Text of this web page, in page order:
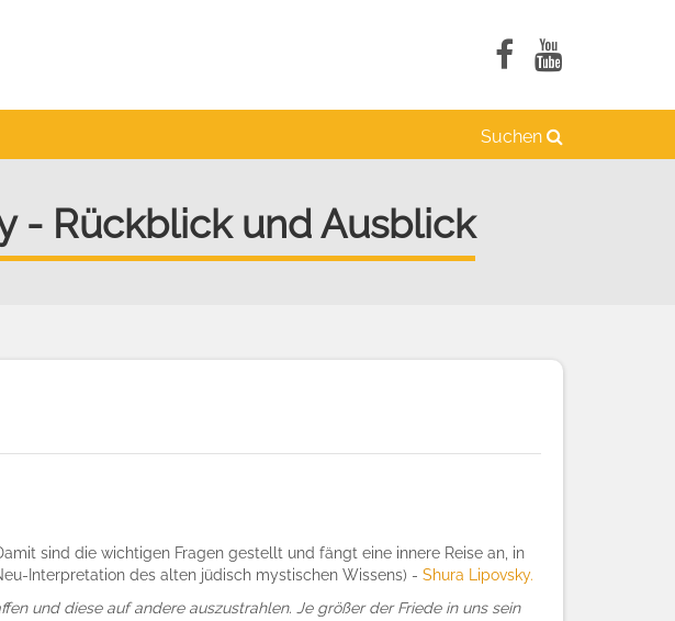
Suchen
- Rückblick und Ausblick
sind die wichtigen Fragen gestellt und fängt eine innere Reise an, in
Interpretation des alten jüdisch mystischen Wissens) - Shura Lipovsky.
und diese auf andere auszustrahlen. Je größer der Friede in uns sein